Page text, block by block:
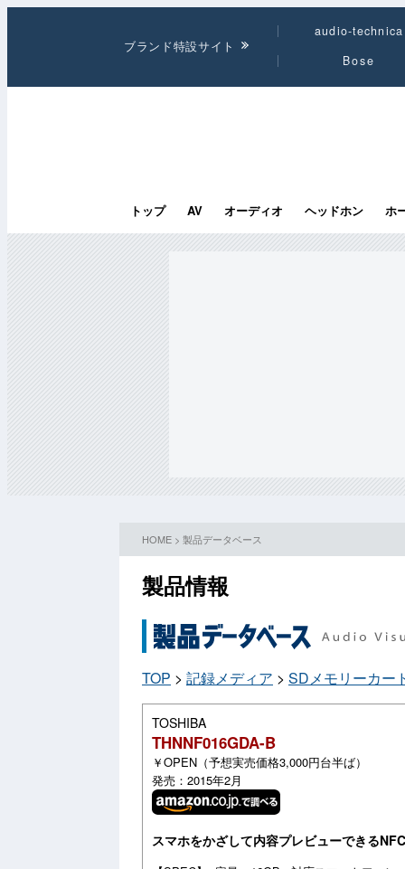
ブランド特設サイト
audio-technica
Bose
トップ AV オーディオ ヘッドホン ホ
HOME > 製品データベース
製品情報
TOP > 記録メディア > SDメモリーカー
TOSHIBA
THNNF016GDA-B
￥OPEN（予想実売価格3,000円台半ば）
発売：2015年2月
スマホをかざして内容プレビューできる